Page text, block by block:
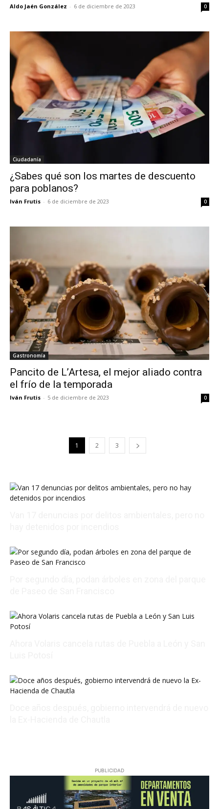
Aldo Jaén González - 6 de diciembre de 2023 0
Ciudadanía
¿Sabes qué son los martes de descuento
para poblanos?
Iván Frutis - 6 de diciembre de 2023 0
Gastronomía
Pancito de L’Artesa, el mejor aliado contra
el frío de la temporada
Iván Frutis - 5 de diciembre de 2023 0
1 2 3
PUBLICIDAD